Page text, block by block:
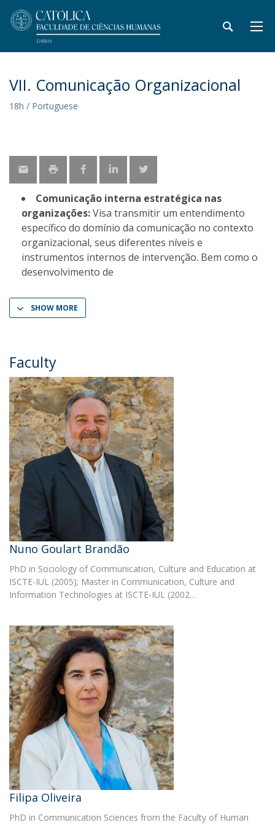
VII. Comunicação Organizacional
18h / Portuguese
Comunicação interna estratégica nas
organizações:Visa transmitir um entendimento
específico do domínio da comunicação no contexto
organizacional, seus diferentes níveis e
instrumentos internos de intervenção. Bem como o
desenvolvimento de
SHOW MORE
Faculty
Nuno Goulart Brandão
PhD in Sociology of Communication, Culture and Education at
ISCTE-IUL (2005); Master in Communication, Culture and
Information Technologies at ISCTE-IUL (2002…
Filipa Oliveira
PhD in Communication Sciences from the Faculty of Human